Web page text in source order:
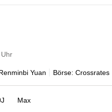
Yuan Börse: Crossrates
Max